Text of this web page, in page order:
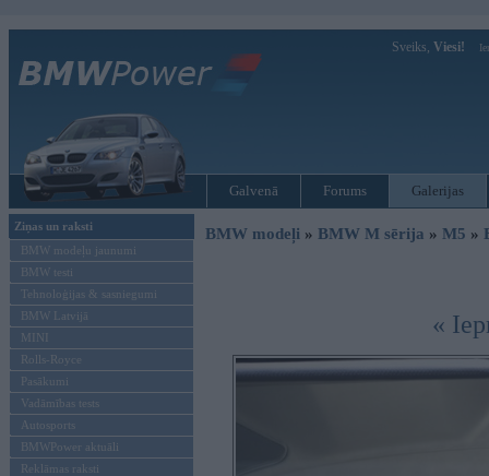
Sveiks, Viesi!
Galvenā Forums Galerijas
Ziņas un raksti
BMW modeļu jaunumi
BMW testi
Tehnoloģijas & sasniegumi
BMW Latvijā
MINI
Rolls-Royce
Pasākumi
Vadāmības tests
Autosports
BMWPower aktuāli
Reklāmas raksti
BMW modeļi » BMW M sērija » M5 »
«